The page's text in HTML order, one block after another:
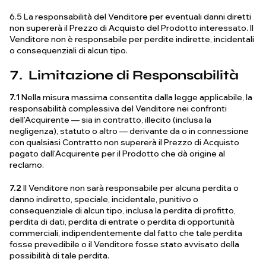
6.5 La responsabilità del Venditore per eventuali danni diretti
non supererà il Prezzo di Acquisto del Prodotto interessato. Il
Venditore non è responsabile per perdite indirette, incidentali
o consequenziali di alcun tipo.
7. Limitazione di Responsabilità
7.1 Nella misura massima consentita dalla legge applicabile, la
responsabilità complessiva del Venditore nei confronti
dell'Acquirente — sia in contratto, illecito (inclusa la
negligenza), statuto o altro — derivante da o in connessione
con qualsiasi Contratto non supererà il Prezzo di Acquisto
pagato dall'Acquirente per il Prodotto che dà origine al
reclamo.
7.2 Il Venditore non sarà responsabile per alcuna perdita o
danno indiretto, speciale, incidentale, punitivo o
consequenziale di alcun tipo, inclusa la perdita di profitto,
perdita di dati, perdita di entrate o perdita di opportunità
commerciali, indipendentemente dal fatto che tale perdita
fosse prevedibile o il Venditore fosse stato avvisato della
possibilità di tale perdita.